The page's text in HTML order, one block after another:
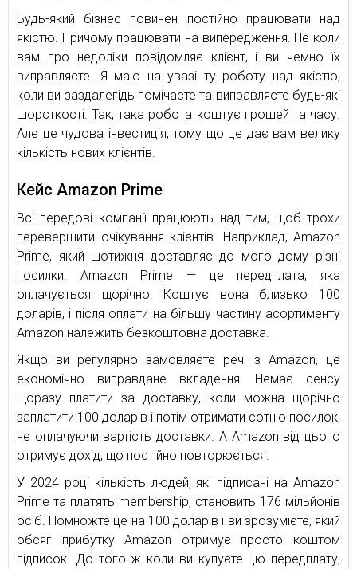
Будь-який бізнес повинен постійно працювати над
якістю. Причому працювати на випередження. Не коли
вам про недоліки повідомляє клієнт, і ви чемно їх
виправляєте. Я маю на увазі ту роботу над якістю,
коли ви заздалегідь помічаєте та виправляєте будь-які
шорсткості. Так, така робота коштує грошей та часу.
Але це чудова інвестиція, тому що це дає вам велику
кількість нових клієнтів.
Кейс Amazon Prime
Всі передові компанії працюють над тим, щоб трохи
перевершити очікування клієнтів. Наприклад, Amazon
Prime, який щотижня доставляє до мого дому різні
посилки. Amazon Prime — це передплата, яка
оплачується щорічно. Коштує вона близько 100
доларів, і після оплати на більшу частину асортименту
Amazon належить безкоштовна доставка.
Якщо ви регулярно замовляєте речі з Amazon, це
економічно виправдане вкладення. Немає сенсу
щоразу платити за доставку, коли можна щорічно
заплатити 100 доларів і потім отримати сотню посилок,
не оплачуючи вартість доставки. А Amazon від цього
отримує дохід, що постійно повторюється.
У 2024 році кількість людей, які підписані на Amazon
Prime та платять membership, становить 176 мільйонів
осіб. Помножте це на 100 доларів і ви зрозумієте, який
обсяг прибутку Amazon отримує просто коштом
підписок. До того ж коли ви купуєте цю передплату,